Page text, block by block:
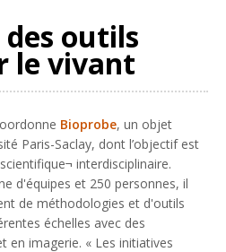
outils
le vivant
Bioprobe, un objet
Paris-Saclay, dont l’objectif est
interdisciplinaire.
d'équipes et 250 personnes, il
de méthodologies et d'outils
échelles avec des
en imagerie. « Les initiatives